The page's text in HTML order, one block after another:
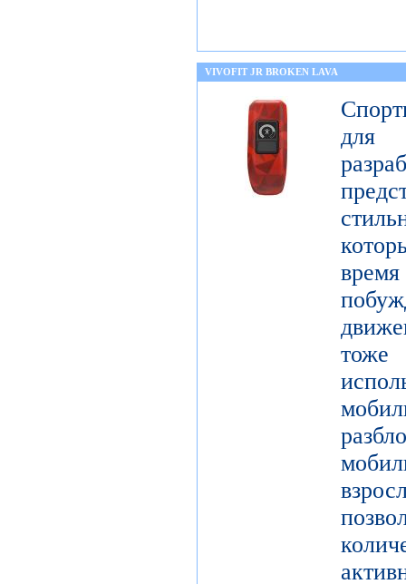
VIVOFIT JR BROKEN LAVA
для
тоже